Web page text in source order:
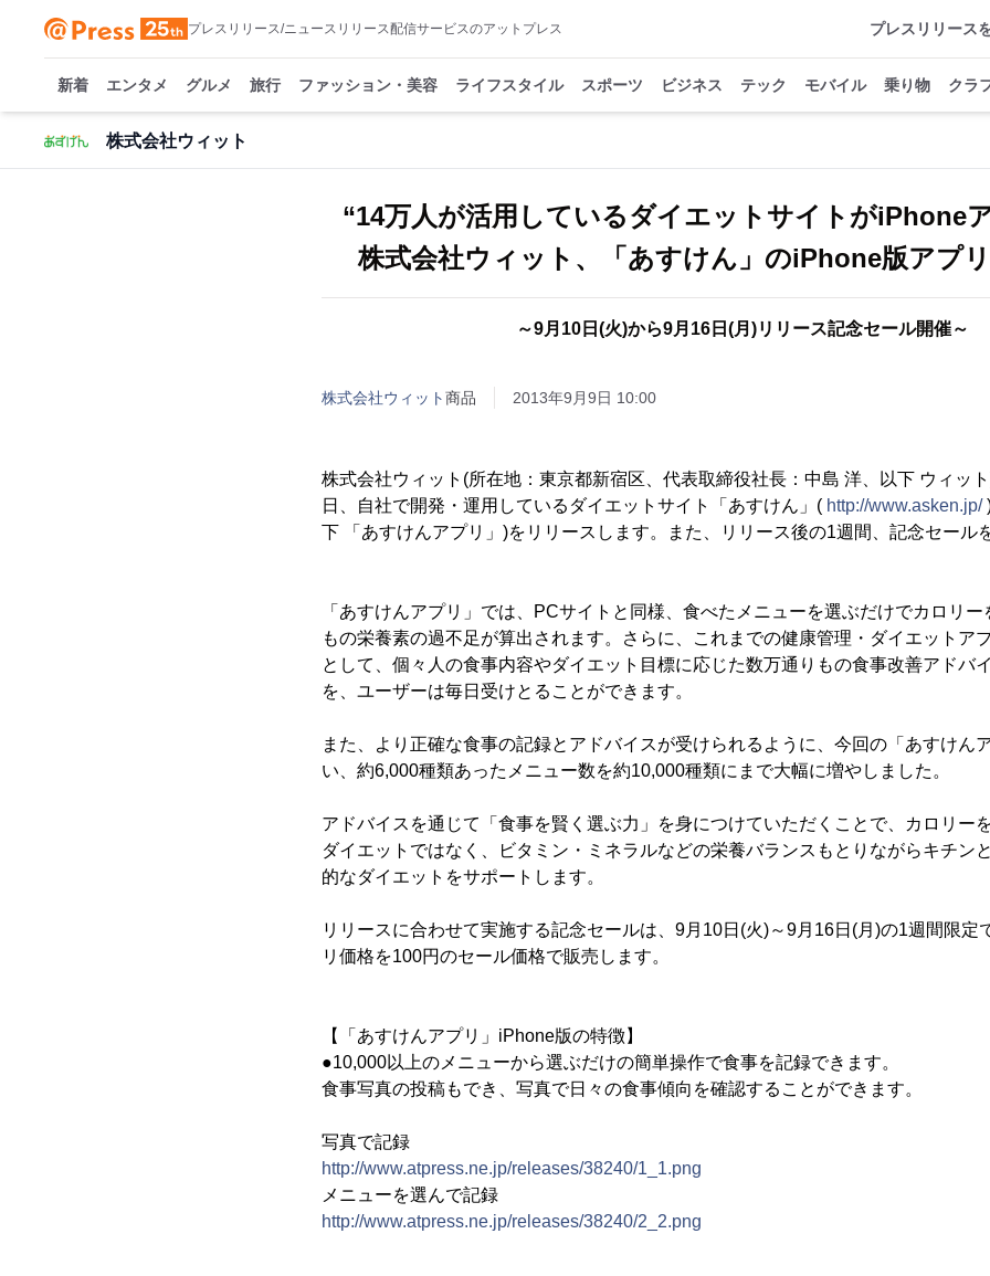
プレスリリース/ニュースリリース配信サービスのアットプレス プレスリリース
新着 エンタメ グルメ 旅行 ファッション・美容 ライフスタイル スポーツ ビジネス テック モバイル 乗り物 クラ
株式会社ウィット
“14万人が活用しているダイエットサイトがiPhone
株式会社ウィット、「あすけん」のiPhone版アプ
～9月10日(火)から9月16日(月)リリース記念セール開催～
株式会社ウィット商品 2013年9月9日 10:00
株式会社ウィット(所在地：東京都新宿区、代表取締役社長：中島 洋、以下 ウィッ
日、自社で開発・運用しているダイエットサイト「あすけん」( http://www.asken.jp/
下 「あすけんアプリ」)をリリースします。また、リリース後の1週間、記念セール
「あすけんアプリ」では、PCサイトと同様、食べたメニューを選ぶだけでカロリ
もの栄養素の過不足が算出されます。さらに、これまでの健康管理・ダイエットア
として、個々人の食事内容やダイエット目標に応じた数万通りもの食事改善アドバ
を、ユーザーは毎日受けとることができます。
また、より正確な食事の記録とアドバイスが受けられるように、今回の「あすけん
い、約6,000種類あったメニュー数を約10,000種類にまで大幅に増やしました。
アドバイスを通じて「食事を賢く選ぶ力」を身につけていただくことで、カロリー
ダイエットではなく、ビタミン・ミネラルなどの栄養バランスもとりながらキチン
的なダイエットをサポートします。
リリースに合わせて実施する記念セールは、9月10日(火)～9月16日(月)の1週間限定
リ価格を100円のセール価格で販売します。
【「あすけんアプリ」iPhone版の特徴】
●10,000以上のメニューから選ぶだけの簡単操作で食事を記録できます。
食事写真の投稿もでき、写真で日々の食事傾向を確認することができます。
写真で記録
http://www.atpress.ne.jp/releases/38240/1_1.png
メニューを選んで記録
http://www.atpress.ne.jp/releases/38240/2_2.png